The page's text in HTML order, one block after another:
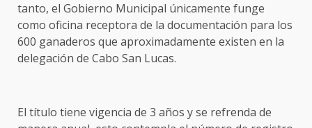
tanto, el Gobierno Municipal únicamente funge
como oficina receptora de la documentación para los
600 ganaderos que aproximadamente existen en la
delegación de Cabo San Lucas.
El título tiene vigencia de 3 años y se refrenda de